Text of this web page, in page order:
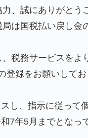
、誠にありがとう
は国税払い戻し金
税務サービスをよ
登録をお願いしてお
し、指示に従って
7年5月までとなっ